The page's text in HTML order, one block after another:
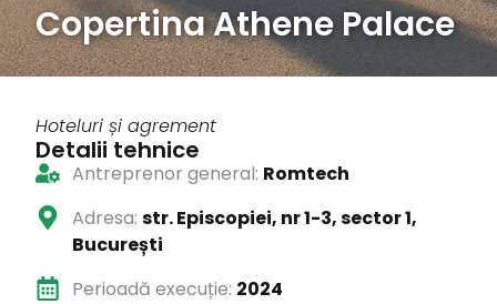
Copertina Athene Palace
Hoteluri și agrement
Detalii tehnice
Antreprenor general: Romtech
Adresa: str. Episcopiei, nr 1-3, sector 1,
București
Perioadă execuție: 2024